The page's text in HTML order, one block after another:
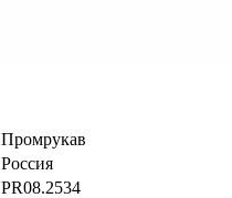
Промрукав
Россия
PR08.2534